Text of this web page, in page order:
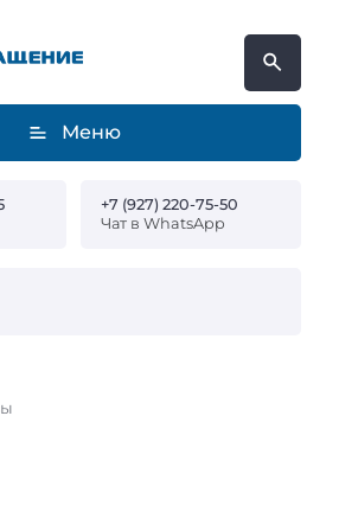
Меню
+7 (927) 220-75-50
Чат в WhatsApp